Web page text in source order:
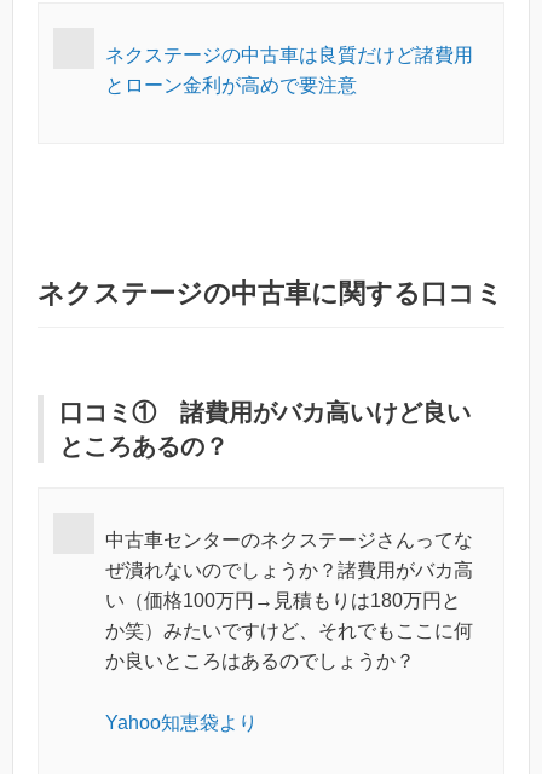
ネクステージの中古車は良質だけど諸費用
とローン金利が高めで要注意
ネクステージの中古車に関する口コミ
口コミ① 諸費用がバカ高いけど良い
ところあるの？
中古車センターのネクステージさんってな
ぜ潰れないのでしょうか？諸費用がバカ高
い（価格100万円→見積もりは180万円と
か笑）みたいですけど、それでもここに何
か良いところはあるのでしょうか？
Yahoo知恵袋より